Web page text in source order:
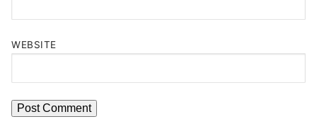
WEBSITE